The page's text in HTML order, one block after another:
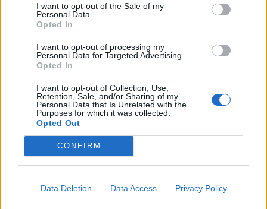
I want to opt-out of the Sale of my
Personal Data.
Opted In
I want to opt-out of processing my
Personal Data for Targeted Advertising.
Opted In
I want to opt-out of Collection, Use,
Retention, Sale, and/or Sharing of my
Personal Data that Is Unrelated with the
Purposes for which it was collected.
Opted Out
CONFIRM
Data Deletion Data Access Privacy Policy
Scarpati: "Vinciamo perché i
nostri sono sentimenti veri"
18/11/2009
Marrazzo: "Se esiste un video è
falso"
"Le ferie? Meglio farle a casa"